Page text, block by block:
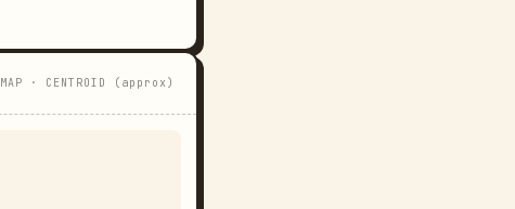
MAP · CENTROID (approx)